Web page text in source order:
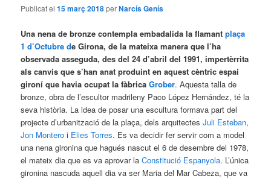
Publicat el15 març 2018perNarcís Genís
Una nena de bronze contempla embadalida la flamantplaça
1 d’Octubre de Girona, de la mateixa manera que l’ha
observada asseguda, des del 24 d’abril del 1991, impertèrrita
als canvis que s’han anat produint en aquest cèntric espai
gironí que havia ocupat la fàbricaGrober. Aquesta talla de
bronze, obra de l’escultor madrileny Paco López Hernández, té la
seva història. La idea de posar una escultura formava part del
projecte d’urbanització de la plaça, dels arquitectesJuli Esteban,
Jon Montero i Elies Torres. Es va decidir fer servir com a model
una nena gironina que hagués nascut el 6 de desembre del 1978,
el mateix dia que es va aprovar laConstitució Espanyola. L’única
gironina nascuda aquell dia va ser Maria del Mar Cabeza, que va